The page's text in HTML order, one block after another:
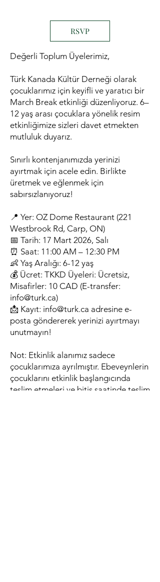
RSVP
Değerli Toplum Üyelerimiz,
Türk Kanada Kültür Derneği olarak
çocuklarımız için keyifli ve yaratıcı bir
March Break etkinliği düzenliyoruz. 6–
12 yaş arası çocuklara yönelik resim
etkinliğimize sizleri davet etmekten
mutluluk duyarız.
Sınırlı kontenjanımızda yerinizi
ayırtmak için acele edin. Birlikte
üretmek ve eğlenmek için
sabırsızlanıyoruz!
📍 Yer: OZ Dome Restaurant (221
Westbrook Rd, Carp, ON)
📅 Tarih: 17 Mart 2026, Salı
⏰ Saat: 11:00 AM – 12:30 PM
👶 Yaş Aralığı: 6-12 yaş
💰 Ücret: ⁠TKKD Üyeleri: Ücretsiz,
Misafirler: 10 CAD (E-transfer:
info@turk.ca)
📩 Kayıt: info@turk.ca adresine e-
posta göndererek yerinizi ayırtmayı
unutmayın!
Not: Etkinlik alanımız sadece
çocuklarımıza ayrılmıştır. Ebeveynlerin
çocuklarını etkinlik başlangıcında
teslim etmeleri ve bitiş saatinde teslim